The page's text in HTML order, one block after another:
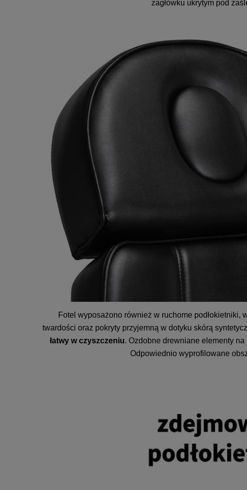
zagłówku ukrytym pod
Fotel wyposażono również w ruchome
twardości oraz pokryty przyjemną w dotyku skórą
łatwy w czyszczeniu. Ozdobne drewniane elementy
Odpowiednio wyprofilowane